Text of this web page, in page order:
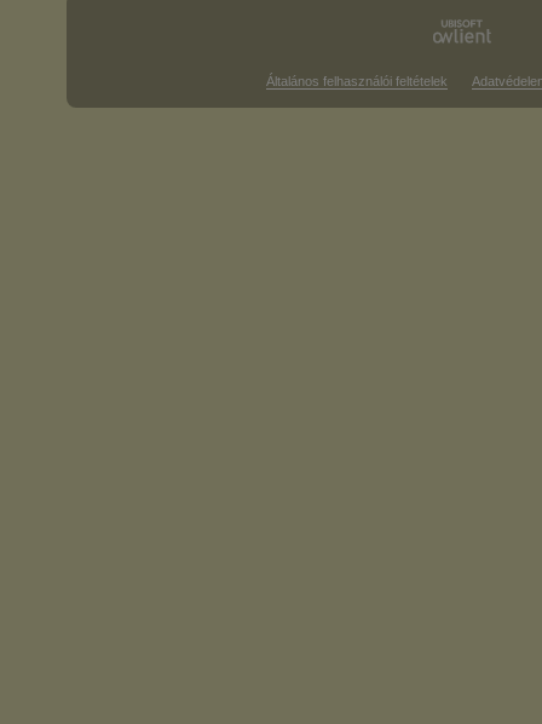
Általános felhasználói feltételek